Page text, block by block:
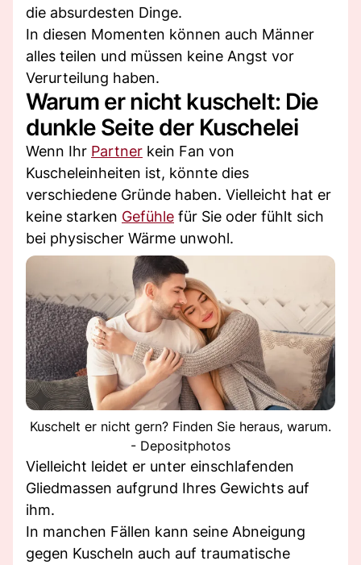
die absurdesten Dinge.
In diesen Momenten können auch Männer
alles teilen und müssen keine Angst vor
Verurteilung haben.
Warum er nicht kuschelt: Die
dunkle Seite der Kuschelei
Wenn Ihr Partner kein Fan von
Kuscheleinheiten ist, könnte dies
verschiedene Gründe haben. Vielleicht hat er
keine starken Gefühle für Sie oder fühlt sich
bei physischer Wärme unwohl.
Kuschelt er nicht gern? Finden Sie heraus, warum.
- Depositphotos
Vielleicht leidet er unter einschlafenden
Gliedmassen aufgrund Ihres Gewichts auf
ihm.
In manchen Fällen kann seine Abneigung
gegen Kuscheln auch auf traumatische